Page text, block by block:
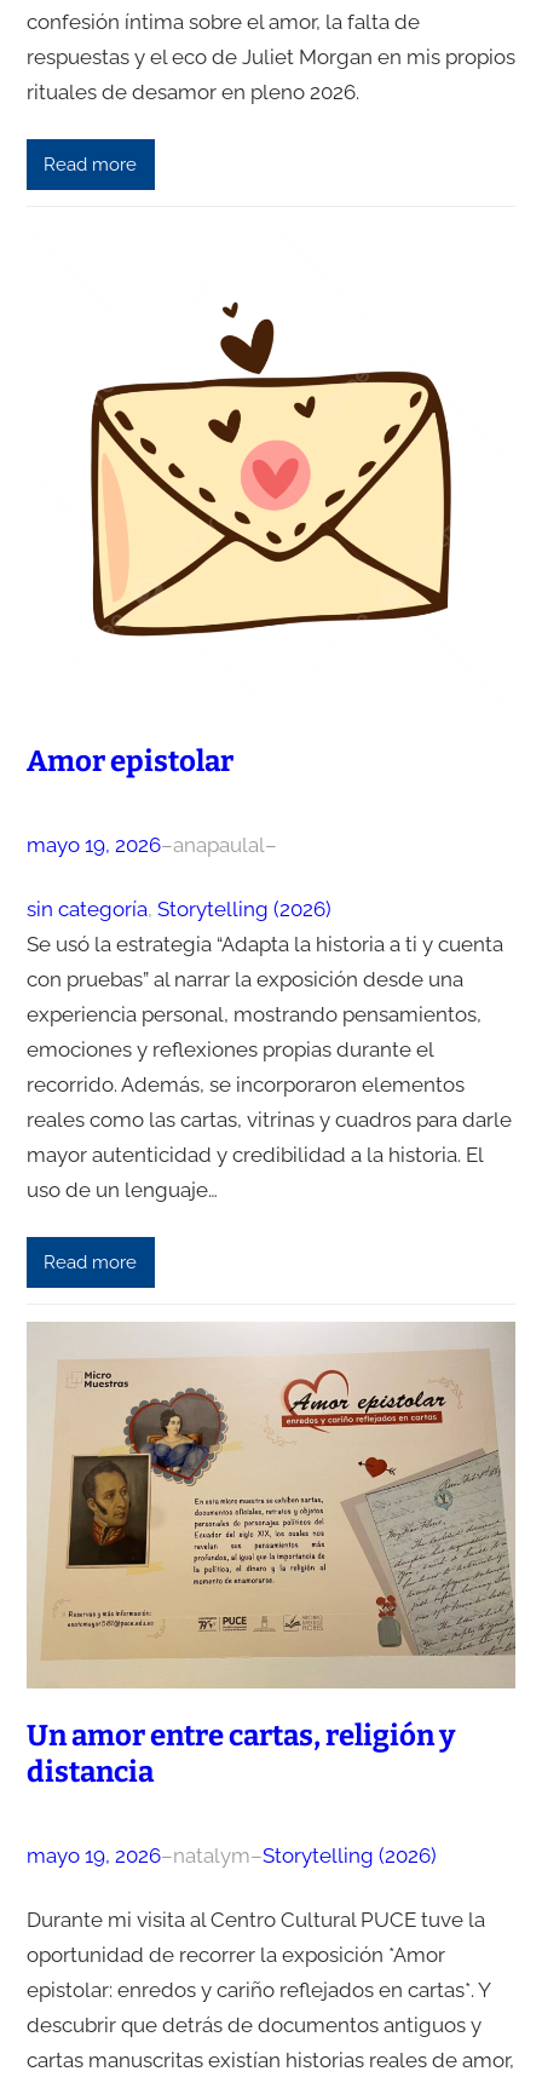
confesión íntima sobre el amor, la falta de
respuestas y el eco de Juliet Morgan en mis propios
rituales de desamor en pleno 2026.
Read more
Amor epistolar
mayo 19, 2026–anapaulal–
sin categoría, Storytelling (2026)
Se usó la estrategia “Adapta la historia a ti y cuenta
con pruebas” al narrar la exposición desde una
experiencia personal, mostrando pensamientos,
emociones y reflexiones propias durante el
recorrido. Además, se incorporaron elementos
reales como las cartas, vitrinas y cuadros para darle
mayor autenticidad y credibilidad a la historia. El
uso de un lenguaje…
Read more
Un amor entre cartas, religión y
distancia
mayo 19, 2026–natalym–Storytelling (2026)
Durante mi visita al Centro Cultural PUCE tuve la
oportunidad de recorrer la exposición *Amor
epistolar: enredos y cariño reflejados en cartas*. Y
descubrir que detrás de documentos antiguos y
cartas manuscritas existían historias reales de amor,